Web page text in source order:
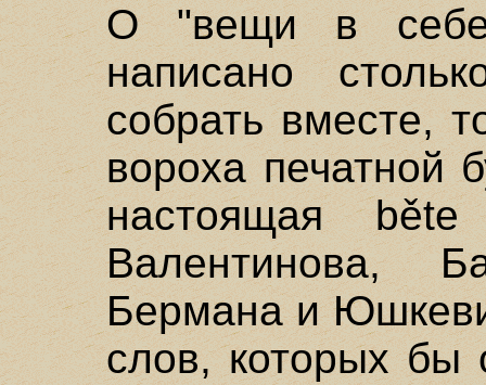
О "вещи в
написано
собрать вместе,
вороха печатной
настоящая
Валентинова,
Бермана и
слов, которых